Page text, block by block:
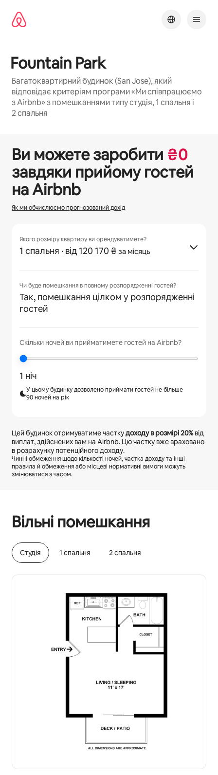
вмісту
Fountain Park
Багатоквартирний будинок (San Jose), який
відповідає критеріям програми «Ми співпрацюємо
з Airbnb» з помешканнями типу cтудія, 1 спальня і
2 спальня
Ви можете заробити ₴0
завдяки прийому гостей
на Airbnb
Як ми обчислюємо прогнозований дохід
Якого розміру квартиру ви орендуватимете?
1 спальня · від 120 170 ₴ за місяць
Чи буде помешкання в повному розпорядженні гостей?
Так, помешкання цілком у розпорядженні
гостей
Скільки ночей ви прийматимете гостей на Airbnb?
1 ніч
У цьому будинку дозволено приймати гостей не більше
90 ночей на рік
Цей будинок отримуватиме часткудоходу в розмірі20%від
виплат, здійснених вам на Airbnb. Цю частку вже враховано
в розрахунку потенційного доходу.
Чинні обмеження щодо кількості ночей, частка доходу та інші
правила й обмеження або місцеві нормативні вимоги можуть
змінюватися з часом.
Вільні помешкання
Cтудія 1 спальня 2 спальня